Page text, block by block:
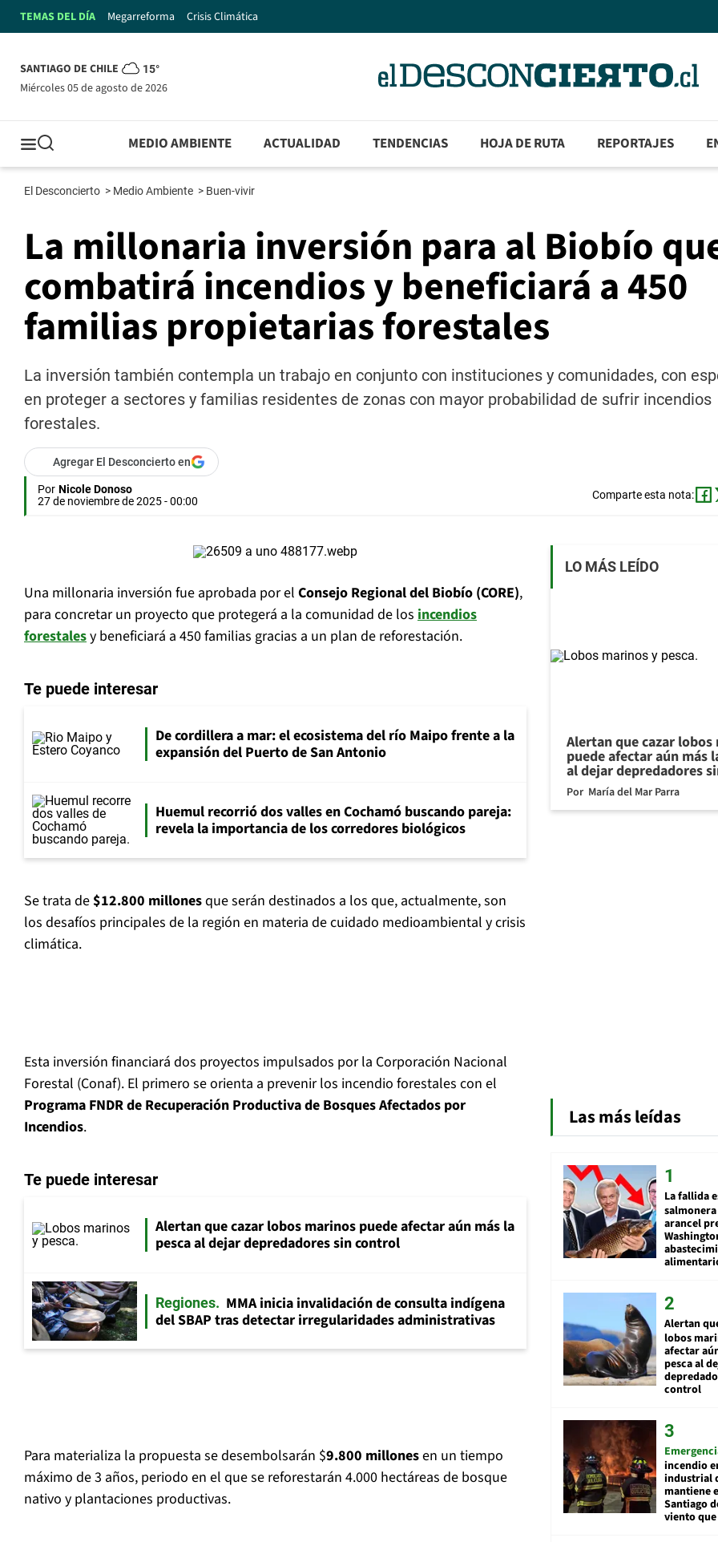
TEMAS DEL DÍA Megarreforma Crisis Climática
SANTIAGO DE CHILE 15°
miércoles 05 de agosto de 2026
MEDIO AMBIENTE ACTUALIDAD TENDENCIAS HOJA DE RUTA REPORTAJES
El Desconcierto > Medio Ambiente > Buen-vivir
La millonaria inversión para al Biobío
combatirá incendios y beneficiará a 450
familias propietarias forestales
La inversión también contempla un trabajo en conjunto con instituciones y comunidades, con
en proteger a sectores y familias residentes de zonas con mayor probabilidad de sufrir incendios
forestales.
Agregar El Desconcierto en
Por Nicole Donoso
27 de noviembre de 2025 - 00:00
Comparte esta nota:
Una millonaria inversión fue aprobada por el Consejo Regional del Biobío (CORE),
para concretar un proyecto que protegerá a la comunidad de los incendios
forestalesy beneficiará a 450 familias gracias a un plan de reforestación.
Te puede interesar
De cordillera a mar: el ecosistema del río Maipo frente a la
expansión del Puerto de San Antonio
Huemul recorrió dos valles en Cochamó buscando pareja:
revela la importancia de los corredores biológicos
Se trata de$12.800 millonesque serán destinados a los que, actualmente, son
los desafíos principales de la región en materia de cuidado medioambiental y crisis
climática.
Esta inversión financiará dos proyectos impulsados por la Corporación Nacional
Forestal (Conaf). El primero se orienta a prevenir los incendio forestales con el
Programa FNDR de Recuperación Productiva de Bosques Afectados por
Incendios.
Te puede interesar
Alertan que cazar lobos marinos puede afectar aún más la
pesca al dejar depredadores sin control
Regiones
MMA inicia invalidación de consulta indígena
del SBAP tras detectar irregularidades administrativas
Para materializa la propuesta se desembolsarán $9.800 millonesen un tiempo
máximo de 3 años, periodo en el que se reforestarán 4.000 hectáreas de bosque
nativo y plantaciones productivas.
LO MÁS LEÍDO
Alertan que cazar lobos
puede afectar aún más
al dejar depredadores
Por María del Mar Parra
Las más leídas
La fallida
arancel
Alertan
lobos
afectar
pesca al
control
incendio
industrial
mantiene
Santiago
viento que